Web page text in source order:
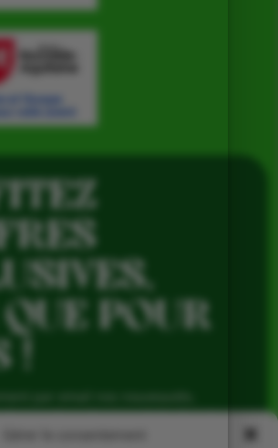
POUR
!
aux abonnés et produits de saison,